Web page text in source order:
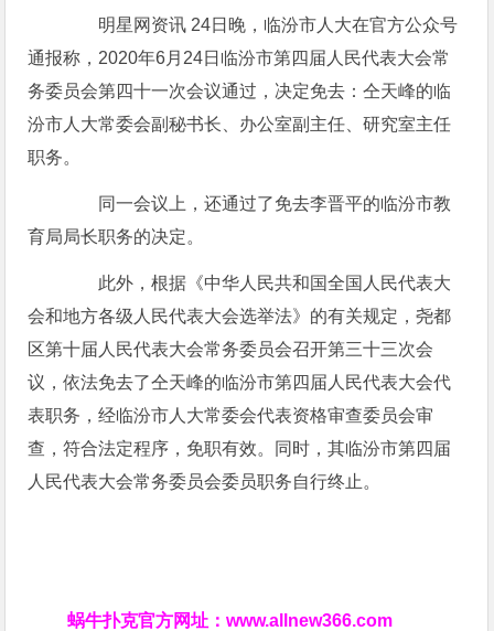
明星网资讯 24日晚，临汾市人大在官方公众号
通报称，2020年6月24日临汾市第四届人民代表大会常
务委员会第四十一次会议通过，决定免去：仝天峰的临
汾市人大常委会副秘书长、办公室副主任、研究室主任
职务。
同一会议上，还通过了免去李晋平的临汾市教
育局局长职务的决定。
此外，根据《中华人民共和国全国人民代表大
会和地方各级人民代表大会选举法》的有关规定，尧都
区第十届人民代表大会常务委员会召开第三十三次会
议，依法免去了仝天峰的临汾市第四届人民代表大会代
表职务，经临汾市人大常委会代表资格审查委员会审
查，符合法定程序，免职有效。同时，其临汾市第四届
人民代表大会常务委员会委员职务自行终止。
蜗牛扑克官方网址：www.allnew366.com